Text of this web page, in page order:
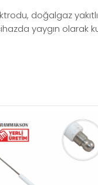
doğalgaz
yaygın olarak